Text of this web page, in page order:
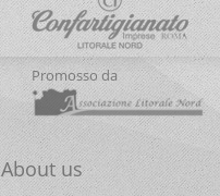
Promosso da
About us